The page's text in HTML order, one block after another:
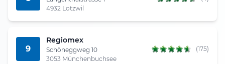
4932 Lotzwil
9
Regiomex
Schöneggweg 10
3053 Münchenbuchsee
(175)